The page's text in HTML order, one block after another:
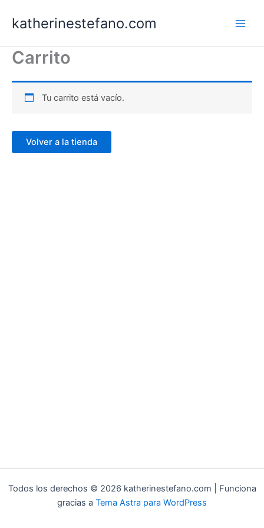
katherinestefano.com
Carrito
Tu carrito está vacío.
Volver a la tienda
Todos los derechos © 2026 katherinestefano.com | Funciona
gracias a Tema Astra para WordPress